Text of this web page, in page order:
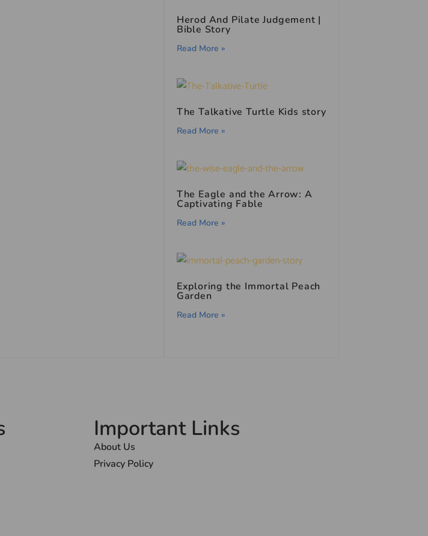
Herod And Pilate Judgement |
Bible Story
Read More »
The Talkative Turtle Kids story
Read More »
The Eagle and the Arrow: A
Captivating Fable
Read More »
Exploring the Immortal Peach
Garden
Read More »
Important Links
About Us
Privacy Policy